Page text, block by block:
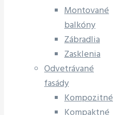
Montované
balkóny
Zábradlia
Zasklenia
Odvetrávané
fasády
Kompozitné